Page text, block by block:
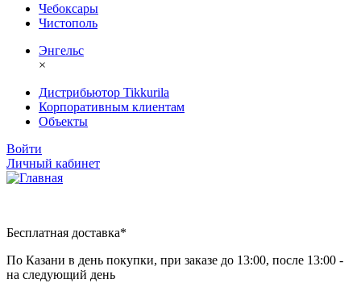
Чебоксары
Чистополь
Энгельс
×
Дистрибьютор Tikkurila
Корпоративным клиентам
Объекты
Войти
Личный кабинет
Бесплатная доставка*
По Казани в день покупки, при заказе до 13:00, после 13:00 -
на следующий день